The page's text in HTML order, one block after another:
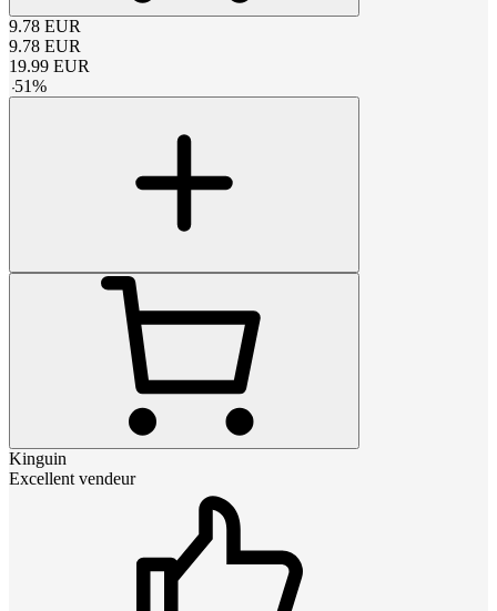
9.78 EUR
9.78 EUR
19.99 EUR
-51%
Kinguin
Excellent vendeur